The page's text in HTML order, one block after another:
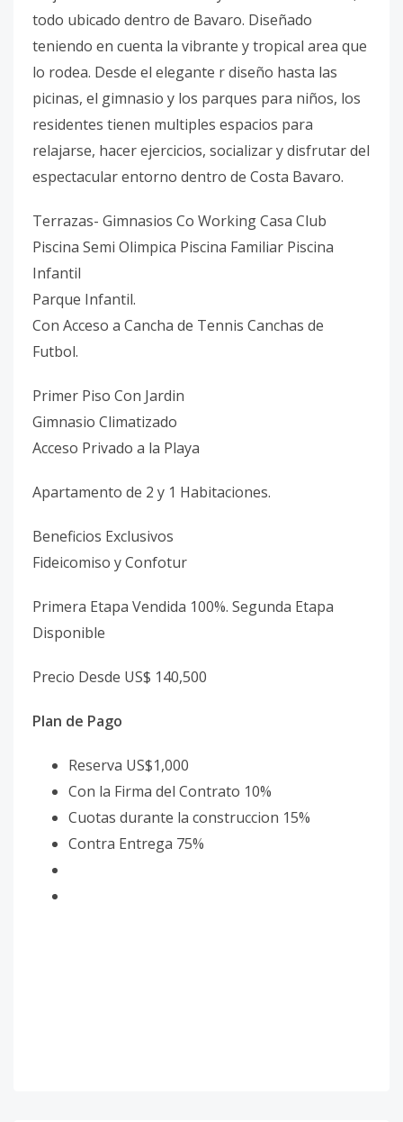
todo ubicado dentro de Bavaro. Diseñado
teniendo en cuenta la vibrante y tropical area que
lo rodea. Desde el elegante r diseño hasta las
picinas, el gimnasio y los parques para niños, los
residentes tienen multiples espacios para
relajarse, hacer ejercicios, socializar y disfrutar del
espectacular entorno dentro de Costa Bavaro.
Terrazas- Gimnasios Co Working Casa Club
Piscina Semi Olimpica Piscina Familiar Piscina
Infantil
Parque Infantil.
Con Acceso a Cancha de Tennis Canchas de
Futbol.
Primer Piso Con Jardin
Gimnasio Climatizado
Acceso Privado a la Playa
Apartamento de 2 y 1 Habitaciones.
Beneficios Exclusivos
Fideicomiso y Confotur
Primera Etapa Vendida 100%. Segunda Etapa
Disponible
Precio Desde US$ 140,500
Plan de Pago
Reserva US$1,000
Con la Firma del Contrato 10%
Cuotas durante la construccion 15%
Contra Entrega 75%